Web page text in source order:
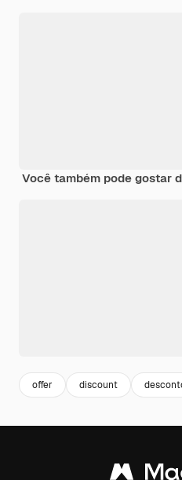
Você também pode gostar
offer discount